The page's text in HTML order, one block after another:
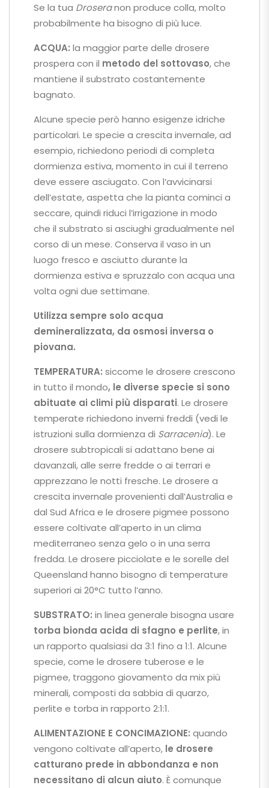
Se la tua Droseranon produce colla, molto
probabilmente ha bisogno di più luce.
ACQUA: la maggior parte delle drosere
prospera con il metodo del sottovaso, che
mantiene il substrato costantemente
bagnato.
Alcune specie però hanno esigenze idriche
particolari. Le specie a crescita invernale, ad
esempio, richiedono periodi di completa
dormienza estiva, momento in cui il terreno
deve essere asciugato. Con l’avvicinarsi
dell’estate, aspetta che la pianta cominci a
seccare, quindi riduci l’irrigazione in modo
che il substrato si asciughi gradualmente nel
corso di un mese. Conserva il vaso in un
luogo fresco e asciutto durante la
dormienza estiva e spruzzalo con acqua una
volta ogni due settimane.
Utilizza sempre solo acqua
demineralizzata, da osmosi inversa o
piovana.
TEMPERATURA: siccome le drosere crescono
in tutto il mondo, le diverse specie si sono
abituate ai climi più disparati. Le drosere
temperate richiedono inverni freddi (vedi le
istruzioni sulla dormienza di Sarracenia). Le
drosere subtropicali si adattano bene ai
davanzali, alle serre fredde o ai terrari e
apprezzano le notti fresche. Le drosere a
crescita invernale provenienti dall’Australia e
dal Sud Africa e le drosere pigmee possono
essere coltivate all’aperto in un clima
mediterraneo senza gelo o in una serra
fredda. Le drosere picciolate e le sorelle del
Queensland hanno bisogno di temperature
superiori ai 20°C tutto l’anno.
SUBSTRATO: in linea generale bisogna usare
torba bionda acida di sfagno e perlite, in
un rapporto qualsiasi da 3:1 fino a 1:1. Alcune
specie, come le drosere tuberose e le
pigmee, traggono giovamento da mix più
minerali, composti da sabbia di quarzo,
perlite e torba in rapporto 2:1:1.
ALIMENTAZIONE E CONCIMAZIONE: quando
vengono coltivate all’aperto, le drosere
catturano prede in abbondanza e non
necessitano di alcun aiuto. È comunque